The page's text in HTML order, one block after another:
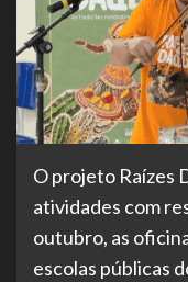
O projeto Raízes
atividades com
outubro, as
escolas públicas